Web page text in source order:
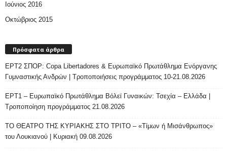
Ιούνιος 2016
Οκτώβριος 2015
Πρόσφατα άρθρα
ΕΡΤ2 ΣΠΟΡ: Copa Libertadores & Ευρωπαϊκό Πρωτάθλημα Ενόργανης
Γυμναστικής Ανδρών | Τροποποιήσεις προγράμματος 10-21.08.2026
ΕΡΤ1 – Ευρωπαϊκό Πρωτάθλημα Βόλεϊ Γυναικών: Τσεχία – Ελλάδα |
Τροποποίηση προγράμματος 21.08.2026
ΤΟ ΘΕΑΤΡΟ ΤΗΣ ΚΥΡΙΑΚΗΣ ΣΤΟ ΤΡΙΤΟ – «Τίμων ή Μισάνθρωπος»
του Λουκιανού | Κυριακή 09.08.2026